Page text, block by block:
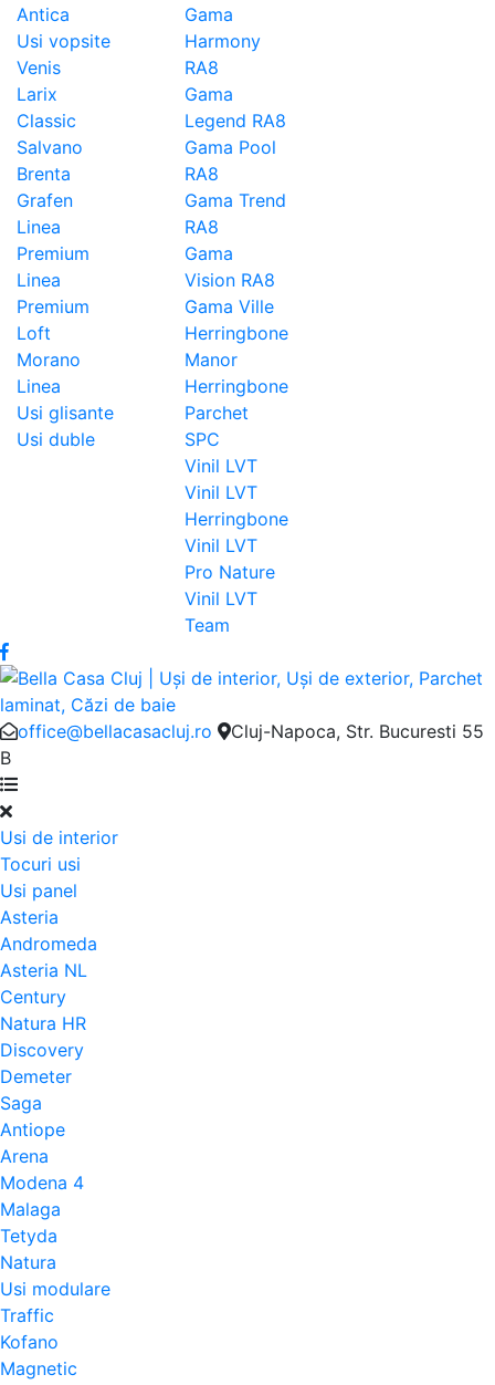
Antica
Usi vopsite
Venis
Larix
Classic
Salvano
Brenta
Grafen
Linea
Premium
Linea
Premium
Loft
Morano
Linea
Usi glisante
Usi duble
Gama
Harmony
RA8
Gama
Legend RA8
Gama Pool
RA8
Gama Trend
RA8
Gama
Vision RA8
Gama Ville
Herringbone
Manor
Herringbone
Parchet
SPC
Vinil LVT
Vinil LVT
Herringbone
Vinil LVT
Pro Nature
Vinil LVT
Team
office@bellacasacluj.ro
Cluj-Napoca, Str. Bucuresti 55
B
Usi de interior
Tocuri usi
Usi panel
Asteria
Andromeda
Asteria NL
Century
Natura HR
Discovery
Demeter
Saga
Antiope
Arena
Modena 4
Malaga
Tetyda
Natura
Usi modulare
Traffic
Kofano
Magnetic